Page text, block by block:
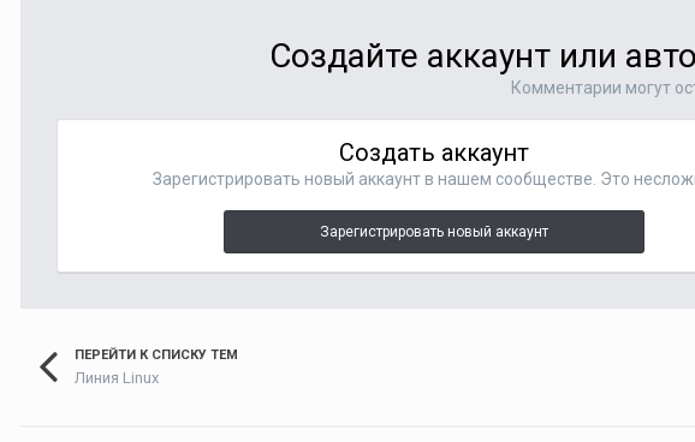
Создайте аккаунт или
Комментарии могут
Создать аккаунт
Зарегистрировать новый аккаунт в нашем сообществе. Это
Зарегистрировать новый аккаунт
ПЕРЕЙТИ К СПИСКУ ТЕМ
Линия Linux